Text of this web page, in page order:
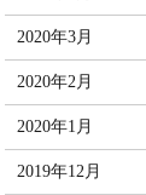
2020年3月
2020年2月
2020年1月
2019年12月